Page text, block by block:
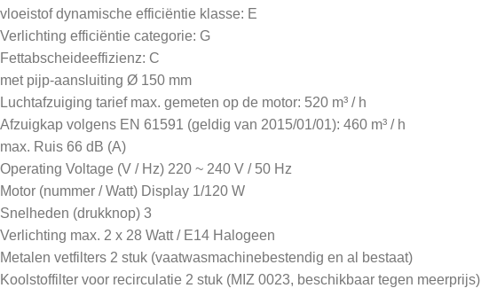
vloeistof dynamische efficiëntie klasse: E
Verlichting efficiëntie categorie: G
Fettabscheideeffizienz: C
met pijp-aansluiting Ø 150 mm
Luchtafzuiging tarief max. gemeten op de motor: 520 m³ / h
Afzuigkap volgens EN 61591 (geldig van 2015/01/01): 460 m³ / h
max. Ruis 66 dB (A)
Operating Voltage (V / Hz) 220 ~ 240 V / 50 Hz
Motor (nummer / Watt) Display 1/120 W
Snelheden (drukknop) 3
Verlichting max. 2 x 28 Watt / E14 Halogeen
Metalen vetfilters 2 stuk (vaatwasmachinebestendig en al bestaat)
Koolstoffilter voor recirculatie 2 stuk (MIZ 0023, beschikbaar tegen meerprijs)